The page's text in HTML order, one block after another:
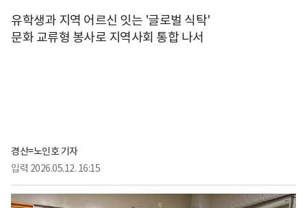
유학생과 지역 어르신 잇는 '글로벌 식탁'
문화 교류형 봉사로 지역사회 통합 나서
경산=노인호 기자
입력 2026.05.12. 16:15